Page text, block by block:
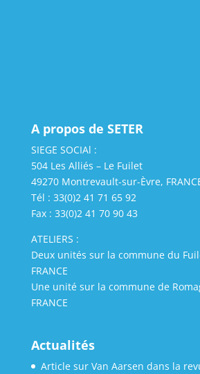
A propos de SETER
SIEGE SOCIAl :
504 Les Alliés – Le Fuilet
49270 Montrevault-sur-Èvre,
Tél : 33(0)2 41 71 65 92
Fax : 33(0)2 41 70 90 43
ATELIERS :
Deux unités sur la commune du
FRANCE
Une unité sur la commune de
FRANCE
Actualités
Article sur Van Aarsen dans la